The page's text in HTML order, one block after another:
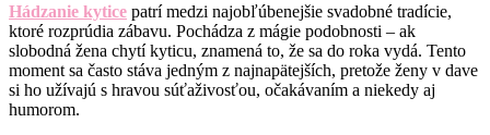
Hádzanie kytice patrí medzi najobľúbenejšie svadobné tradície,
ktoré rozprúdia zábavu. Pochádza z mágie podobnosti – ak
slobodná žena chytí kyticu, znamená to, že sa do roka vydá. Tento
moment sa často stáva jedným z najnapätejších, pretože ženy v dave
si ho užívajú s hravou súťaživosťou, očakávaním a niekedy aj
humorom.